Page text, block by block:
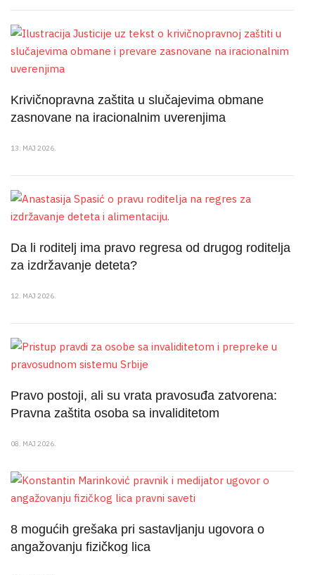
Krivičnopravna zaštita u slučajevima obmane
zasnovane na iracionalnim uverenjima
13. MAJ 2026.
Da li roditelj ima pravo regresa od drugog roditelja
za izdržavanje deteta?
12. MAJ 2026.
Pravo postoji, ali su vrata pravosuđa zatvorena:
Pravna zaštita osoba sa invaliditetom
08. MAJ 2026.
8 mogućih grešaka pri sastavljanju ugovora o
angažovanju fizičkog lica